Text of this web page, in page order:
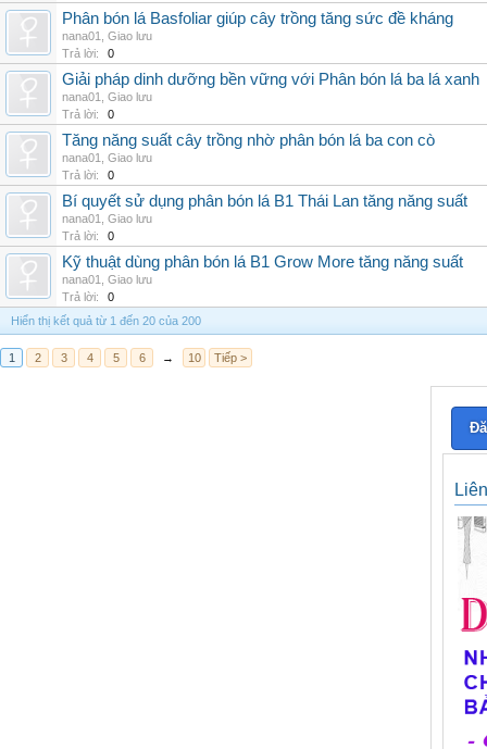
Phân bón lá Basfoliar giúp cây trồng tăng sức đề kháng
nana01
Giao lưu
Trả lời:
0
Giải pháp dinh dưỡng bền vững với Phân bón lá ba lá xanh
nana01
Giao lưu
Trả lời:
0
Tăng năng suất cây trồng nhờ phân bón lá ba con cò
nana01
Giao lưu
Trả lời:
0
Bí quyết sử dụng phân bón lá B1 Thái Lan tăng năng suất
nana01
Giao lưu
Trả lời:
0
Kỹ thuật dùng phân bón lá B1 Grow More tăng năng suất
nana01
Giao lưu
Trả lời:
0
Hiển thị kết quả từ 1 đến 20 của 200
1 2 3 4 5 6 → 10 Tiếp >